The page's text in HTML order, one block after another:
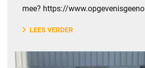
mee? https://
LEES VERDER